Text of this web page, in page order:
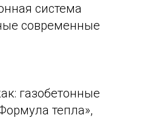
система
современные
газобетонные
тепла»,